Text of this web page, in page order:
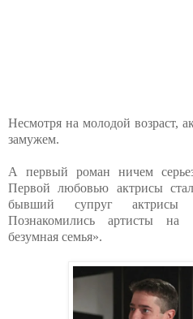
Несмотря на молодой возраст,
замужем.
А первый роман ничем
Первой любовью актрисы
бывший супруг актрисы
Познакомились артисты
безумная семья».